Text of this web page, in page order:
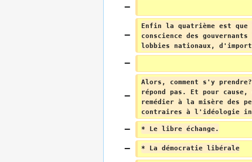
Enfin la quatrième est que
conscience des
lobbies nationaux,
Alors, comment s'y
répond pas. Et pour
remédier à la misère des
contraires à l'idéologie
* Le libre échange.
* La démocratie libérale